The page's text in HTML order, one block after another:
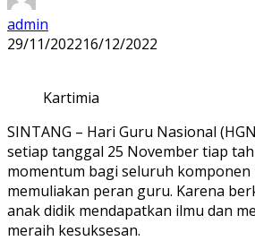
admin
29/11/202216/12/2022
Kartimia
SINTANG – Hari Guru Nasional
setiap tanggal 25 November tiap
momentum bagi seluruh
memuliakan peran guru. Karena
anak didik mendapatkan ilmu dan
meraih kesuksesan.